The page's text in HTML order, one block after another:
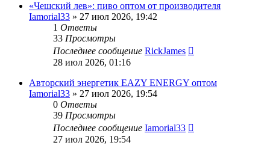
«Чешский лев»: пиво оптом от производителя
Iamorial33 » 27 июл 2026, 19:42
1 Ответы
33 Просмотры
Последнее сообщение RickJames
28 июл 2026, 01:16
Авторский энергетик EAZY ENERGY оптом
Iamorial33 » 27 июл 2026, 19:54
0 Ответы
39 Просмотры
Последнее сообщение Iamorial33
27 июл 2026, 19:54